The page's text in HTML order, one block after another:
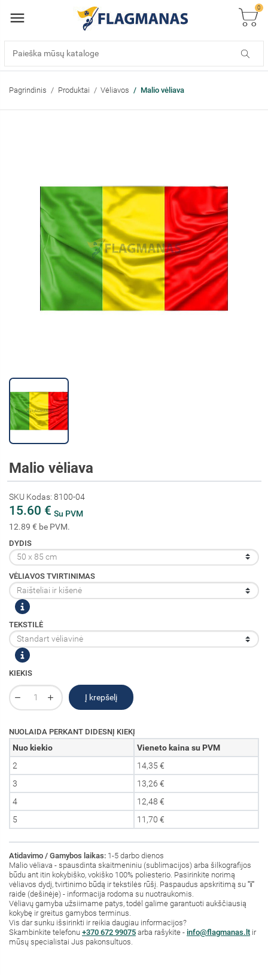
0
Pagrindinis Produktai Vėliavos Malio vėliava
Malio vėliava
SKU Kodas: 8100-04
15.60 € Su PVM
12.89 € be PVM.
DYDIS
VĖLIAVOS TVIRTINIMAS
TEKSTILĖ
KIEKIS
Į krepšelį
NUOLAIDA PERKANT DIDESNĮ KIEKĮ
Nuo kiekio
Vieneto kaina su PVM
2
14,35 €
3
13,26 €
4
12,48 €
5
11,70 €
Atidavimo / Gamybos laikas: 1-5 darbo dienos
Malio vėliava - spausdinta skaitmeniniu (sublimacijos) arba šilkografijos
būdu ant itin kokybiško, vokiško 100% poliesterio. Pasirinkite norimą
vėliavos dydį, tvirtinimo būdą ir tekstilės rūšį. Paspaudus apskritimą su "i"
raide (dešinėje) - informacija rodoma su nuotraukomis.
Vėliavų gamyba užsiimame patys, todėl galime garantuoti aukščiausią
kokybę ir greitus gamybos terminus.
Vis dar sunku išsirinkti ir reikia daugiau informacijos?
Skambinkite telefonu +370 672 99075 arba rašykite - info@flagmanas.lt ir
mūsų specialistai Jus pakonsultuos.